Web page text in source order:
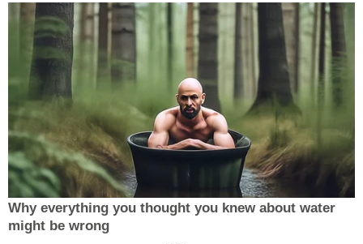
Why everything you thought you knew about water
might be wrong